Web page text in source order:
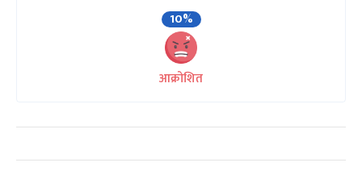
10%
आक्रोशित